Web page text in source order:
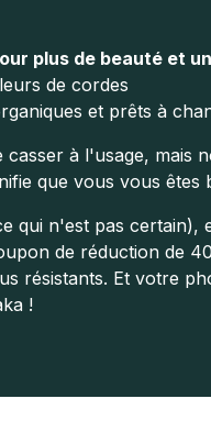
plus de beauté et
de cordes
et prêts à
à l'usage, mais
que vous vous
qui n'est pas
de réduction de
résistants. Et votre
!